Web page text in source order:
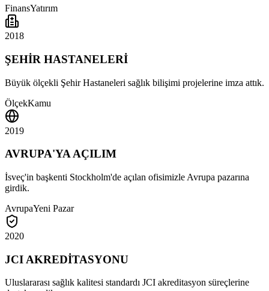
FinansYatırım
2018
ŞEHİR HASTANELERİ
Büyük ölçekli Şehir Hastaneleri sağlık bilişimi projelerine imza attık.
ÖlçekKamu
2019
AVRUPA'YA AÇILIM
İsveç'in başkenti Stockholm'de açılan ofisimizle Avrupa pazarına
girdik.
AvrupaYeni Pazar
2020
JCI AKREDİTASYONU
Uluslararası sağlık kalitesi standardı JCI akreditasyon süreçlerine